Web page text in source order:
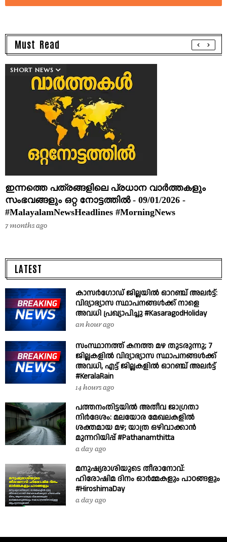
Must Read
SHORT NEWS
ഇന്നത്തെ പത്രങ്ങളിലെ പ്രധാന വാർത്തകളും
സംഭവങ്ങളും ഒറ്റ നോട്ടത്തിൽ - 09/01/2026 -
#MalayalamNewsHeadlines #MorningNews
7 months ago
LATEST
കാസർഗോഡ് ജില്ലയിൽ ഓറഞ്ച് അലർട്ട്:
വിദ്യാഭ്യാസ സ്ഥാപനങ്ങൾക്ക് നാളെ
അവധി പ്രഖ്യാപിച്ചു #KasaragodHoliday
an hour ago
സംസ്ഥാനത്ത് കനത്ത മഴ തുടരുന്നു; 7
ജില്ലകളിൽ വിദ്യാഭ്യാസ സ്ഥാപനങ്ങൾക്ക്
അവധി, എട്ട് ജില്ലകളിൽ ഓറഞ്ച് അലർട്ട്
#KeralaRain
14 hours ago
പത്തനംതിട്ടയിൽ അതീവ ജാഗ്രതാ
നിർദേശം: മലയോര മേഖലകളിൽ
ശക്തമായ മഴ; യാത്ര ഒഴിവാക്കാൻ
മുന്നറിയിപ്പ് #Pathanamthitta
a day ago
മനുഷ്യരാശിയുടെ തീരാനോവ്:
ഹിരോഷിമ ദിനം ഓർമ്മകളും പാഠങ്ങളും
#HiroshimaDay
a day ago